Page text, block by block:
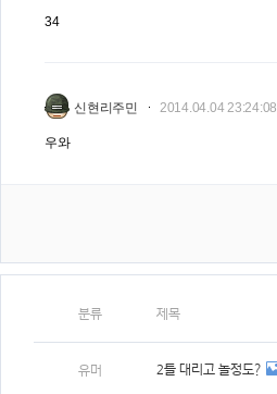
34
신현리주민 2014.04.04 23:24:08
우와
분류 제목
유머 2틀 대리고 놀정도?